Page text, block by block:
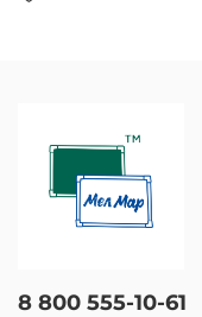
8 800 555-10-61